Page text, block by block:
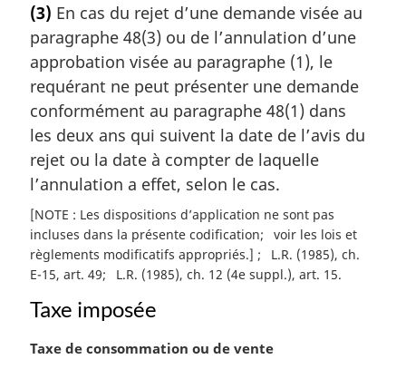
t
e
m
a
g
i
n
a
e
:
(3) En cas du rejet d’une demande visée au
paragraphe 48(3) ou de l’annulation d’une
approbation visée au paragraphe (1), le
requérant ne peut présenter une demande
conformément au paragraphe 48(1) dans
les deux ans qui suivent la date de l’avis du
rejet ou la date à compter de laquelle
l’annulation a effet, selon le cas.
[NOTE : Les dispositions d’application ne sont pas
incluses dans la présente codification
voir les lois et
règlements modificatifs appropriés.]
L.R. (1985), ch.
E-15, art. 49
L.R. (1985), ch. 12 (4e suppl.), art. 15
Taxe imposée
N
Taxe de consommation ou de vente